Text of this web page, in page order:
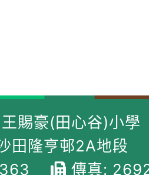
賜豪(田心谷)小學
田隆亨邨2A地段
傳真: